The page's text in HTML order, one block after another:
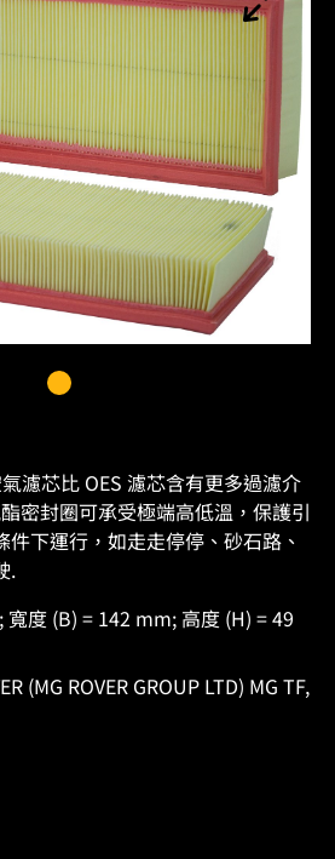
濾芯比 OES 濾芯含有更多過濾介
密封圈可承受極端高低溫，保護引
下運行，如走走停停、砂石路、
.
度 (B) = 142 mm; 高度 (H) = 49
(MG ROVER GROUP LTD) MG TF,